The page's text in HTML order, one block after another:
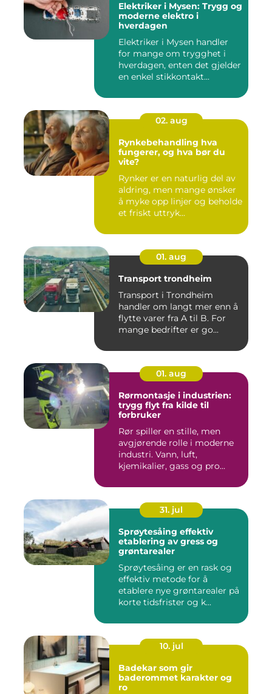
Elektriker i Mysen: Trygg og
moderne elektro i
hverdagen
Elektriker i Mysen handler
for mange om trygghet i
hverdagen, enten det gjelder
en enkel stikkontakt...
02. aug
Rynkebehandling hva
fungerer, og hva bør du
vite?
Rynker er en naturlig del av
aldring, men mange ønsker
å myke opp linjer og beholde
et friskt uttryk...
01. aug
Transport trondheim
Transport i Trondheim
handler om langt mer enn å
flytte varer fra A til B. For
mange bedrifter er go...
01. aug
Rørmontasje i industrien:
trygg flyt fra kilde til
forbruker
Rør spiller en stille, men
avgjørende rolle i moderne
industri. Vann, luft,
kjemikalier, gass og pro...
31. jul
Sprøytesåing effektiv
etablering av gress og
grøntarealer
Sprøytesåing er en rask og
effektiv metode for å
etablere nye grøntarealer på
korte tidsfrister og k...
10. jul
Badekar som gir
baderommet karakter og
ro